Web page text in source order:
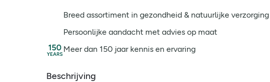
Breed assortiment in gezondheid & natuurlijke verzorging
Persoonlijke aandacht met advies op maat
Meer dan 150 jaar kennis en ervaring
Beschrijving